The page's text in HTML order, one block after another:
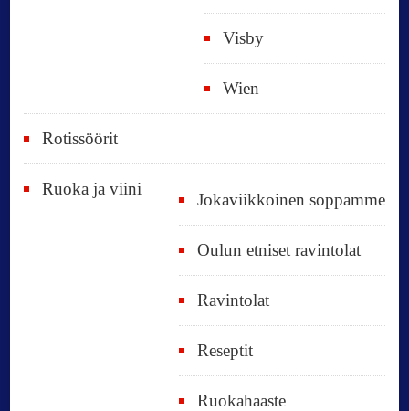
Visby
Wien
Rotissöörit
Ruoka ja viini
Jokaviikkoinen soppamme
Oulun etniset ravintolat
Ravintolat
Reseptit
Ruokahaaste